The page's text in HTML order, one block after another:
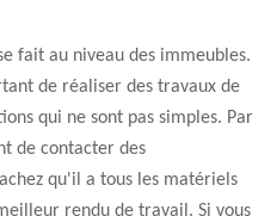
fait au niveau des immeubles.
de réaliser des travaux de
qui ne sont pas simples. Par
de contacter des
qu'il a tous les matériels
rendu de travail. Si vous